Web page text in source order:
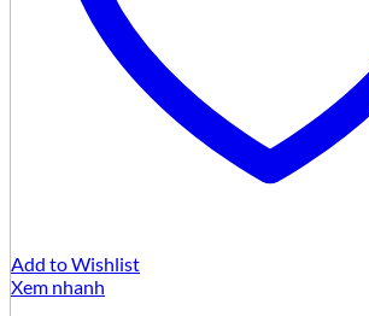
Add to Wishlist
Xem nhanh